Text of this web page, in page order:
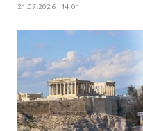
21.07.2026 | 14:01